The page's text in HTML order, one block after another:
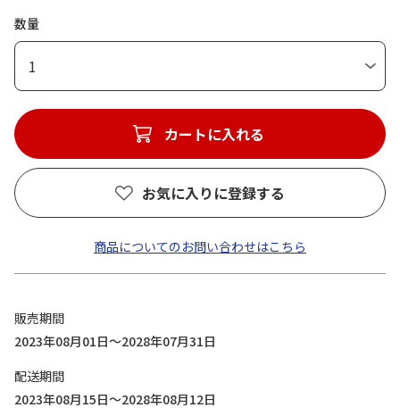
数量
1
カートに入れる
お気に入りに登録する
商品についてのお問い合わせはこちら
販売期間
2023年08月01日～2028年07月31日
配送期間
2023年08月15日～2028年08月12日